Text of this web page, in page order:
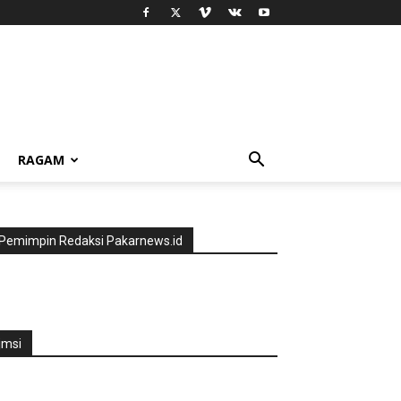
RAGAM
Pemimpin Redaksi Pakarnews.id